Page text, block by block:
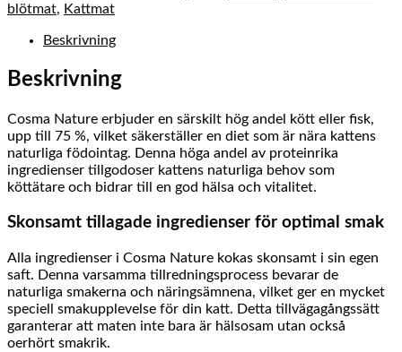
blötmat, Kattmat
Beskrivning
Beskrivning
Cosma Nature erbjuder en särskilt hög andel kött eller fisk,
upp till 75 %, vilket säkerställer en diet som är nära kattens
naturliga födointag. Denna höga andel av proteinrika
ingredienser tillgodoser kattens naturliga behov som
köttätare och bidrar till en god hälsa och vitalitet.
Skonsamt tillagade ingredienser för optimal smak
Alla ingredienser i Cosma Nature kokas skonsamt i sin egen
saft. Denna varsamma tillredningsprocess bevarar de
naturliga smakerna och näringsämnena, vilket ger en mycket
speciell smakupplevelse för din katt. Detta tillvägagångssätt
garanterar att maten inte bara är hälsosam utan också
oerhört smakrik.